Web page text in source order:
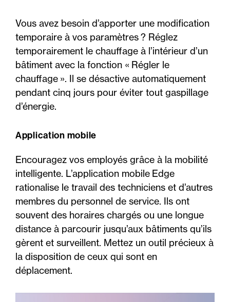
Vous avez besoin d’apporter une modification
temporaire à vos paramètres ? Réglez
temporairement le chauffage à l’intérieur d’un
bâtiment avec la fonction « Régler le
chauffage ». Il se désactive automatiquement
pendant cinq jours pour éviter tout gaspillage
d’énergie.
Application mobile
Encouragez vos employés grâce à la mobilité
intelligente. L’application mobile Edge
rationalise le travail des techniciens et d’autres
membres du personnel de service. Ils ont
souvent des horaires chargés ou une longue
distance à parcourir jusqu’aux bâtiments qu’ils
gèrent et surveillent. Mettez un outil précieux à
la disposition de ceux qui sont en
déplacement.